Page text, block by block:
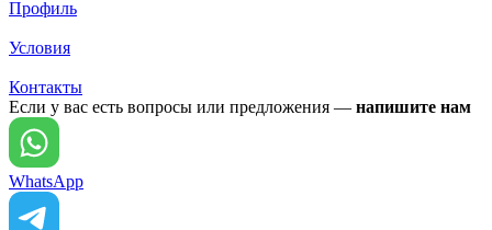
Профиль
Условия
Контакты
Если у вас есть вопросы или предложения — напишите нам
WhatsApp